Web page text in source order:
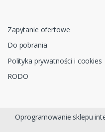
Zapytanie ofertowe
Do pobrania
Polityka prywatności i cookies
RODO
Oprogramowanie sklepu